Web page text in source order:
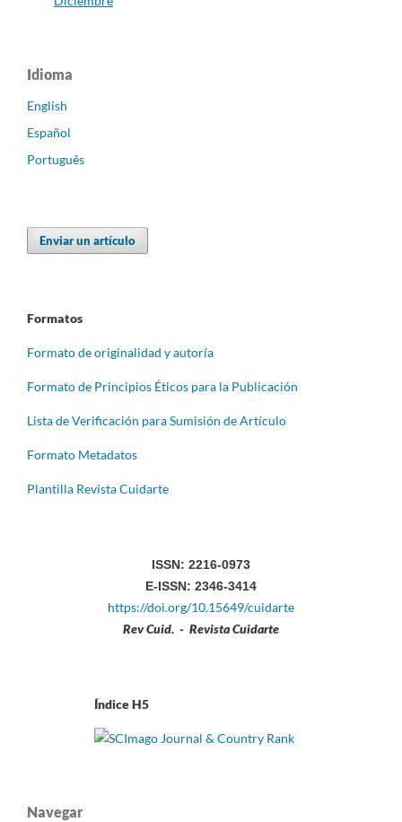
Idioma
English
Español
Português
Enviar un artículo
Formatos
Formato de originalidad y autoría
Formato de Principios Éticos para la Publicación
Lista de Verificación para Sumisión de Artículo
Formato Metadatos
Plantilla Revista Cuidarte
ISSN: 2216-0973
E-ISSN: 2346-3414
https://doi.org/10.15649/cuidarte
Rev Cuid. - Revista Cuidarte
Índice H5
Navegar